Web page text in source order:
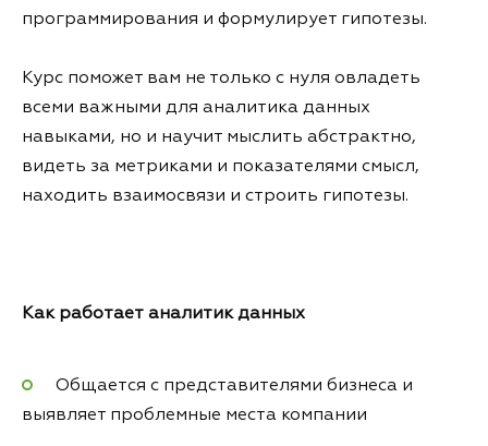
программирования и формулирует гипотезы.
Курс поможет вам не только с нуля овладеть
всеми важными для аналитика данных
навыками, но и научит мыслить абстрактно,
видеть за метриками и показателями смысл,
находить взаимосвязи и строить гипотезы.
Как работает аналитик данных
Общается с представителями бизнеса и
выявляет проблемные места компании